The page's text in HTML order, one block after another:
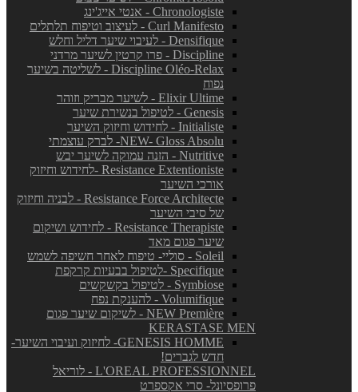
Chronologiste - אנטי אייג'ינג
Curl Manifesto - לעיצוב וטיפוח תלתלים
Densifique - לעיבוי שיער דליל וחלש
Discipline - פרו קרטין לשיער מרדני
Discipline Oléo-Relax - לשליטה בשיער
נפוח
Elixir Ultime - לשיער מבריק וזוהר
Genesis - לטיפול בנשירת שיער
Initialiste - לחידוש וחיזוק השיער
NEW- Gloss Absolu- לברק עוצמתי
Nutritive - הזנה עמוקה לשיער יבש
Resistance Extentioniste -לחידוש וחיזוק
אורכי השיער
Resistance Force Architecte - לבניה וחיזוק
של סיבי השיער
Resistance Therapiste - לחידוש ושיקום
שיער פגום מאד
Soleil - סוליי- טיפוח לאחר חשיפה לשמש
Specifique -לטיפול בבעיות קרקפת
Symbiose - לטיפול בקשקשים
Volumifique - להענקת נפח
NEW Première - לשיקום שיער פגום
KERASTASE MEN
GENESIS HOMME- לחיזוק ועיבוי השיער-
חדש לגברים!
L'OREAL PROFESSIONNEL - לוריאל
פרופסיונל- סרי אקספרט